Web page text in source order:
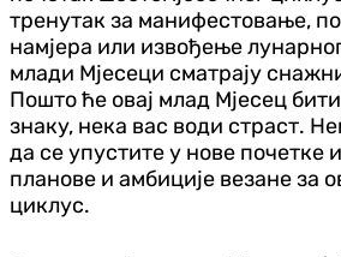
тренутак за манифестовање,
намјера или извођење
млади Мјесеци сматрају
Пошто ће овај млад Мјесец
знаку, нека вас води страст.
да се упустите у нове почетке
планове и амбиције везане за
циклус.